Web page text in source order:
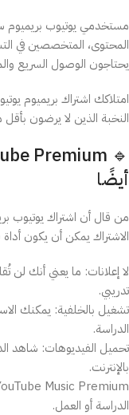
مستخدمي يوتيوب بريميوم
المحتوى، المتخصصين في
يحتاجون الوصول السريع
امتلاكك اشتراك بريميوم
النخبة الذين لا يرضون
أيضًا
من قال أن اشتراك يوتيوب
الاشتراك يمكن أن يكون أداة
لا إعلانات: ما يعني أنك لن
تدريبي.
تشغيل بالخلفية: يمكنك
الدراسة.
تحميل الفيديوهات: شاهد
بالإنترنت.
الدراسة أو العمل.